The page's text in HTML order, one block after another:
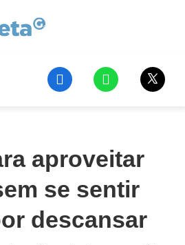
aproveitar
se sentir
descansar